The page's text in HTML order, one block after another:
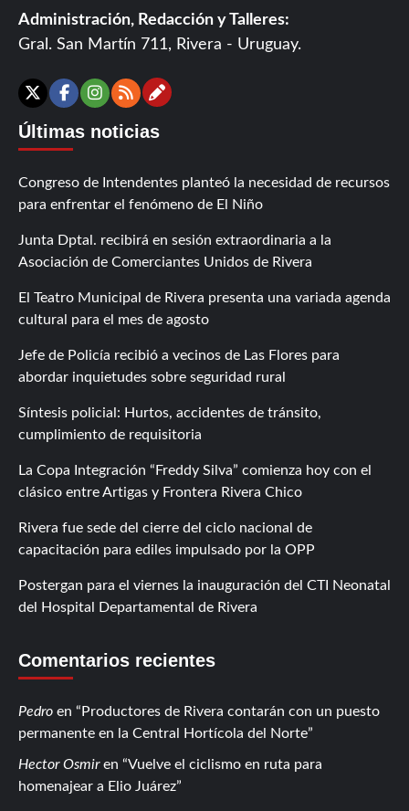
Administración, Redacción y Talleres:
Gral. San Martín 711, Rivera - Uruguay.
X Facebook
Instagram
RSSContáctanos
Últimas noticias
Congreso de Intendentes planteó la necesidad de recursos
para enfrentar el fenómeno de El Niño
Junta Dptal. recibirá en sesión extraordinaria a la
Asociación de Comerciantes Unidos de Rivera
El Teatro Municipal de Rivera presenta una variada agenda
cultural para el mes de agosto
Jefe de Policía recibió a vecinos de Las Flores para
abordar inquietudes sobre seguridad rural
Síntesis policial: Hurtos, accidentes de tránsito,
cumplimiento de requisitoria
La Copa Integración “Freddy Silva” comienza hoy con el
clásico entre Artigas y Frontera Rivera Chico
Rivera fue sede del cierre del ciclo nacional de
capacitación para ediles impulsado por la OPP
Postergan para el viernes la inauguración del CTI Neonatal
del Hospital Departamental de Rivera
Comentarios recientes
Pedro en
Productores de Rivera contarán con un puesto
permanente en la Central Hortícola del Norte
Hector Osmiren
Vuelve el ciclismo en ruta para
homenajear a Elio Juárez